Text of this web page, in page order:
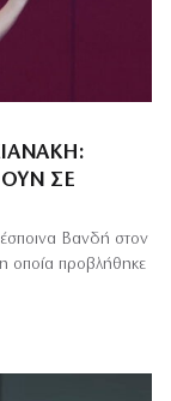
ΣΕ
Βανδή στον
οποία προβλήθηκε